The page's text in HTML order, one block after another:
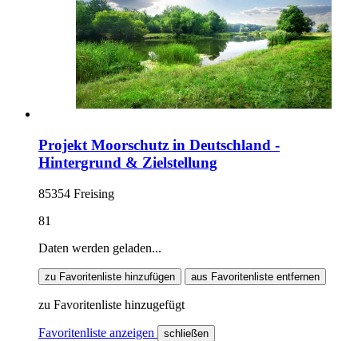
Projekt Moorschutz in Deutschland -
Hintergrund & Zielstellung
85354 Freising
81
Daten werden geladen...
zu Favoritenliste hinzufügen aus Favoritenliste entfernen
zu Favoritenliste hinzugefügt
Favoritenliste anzeigen schließen